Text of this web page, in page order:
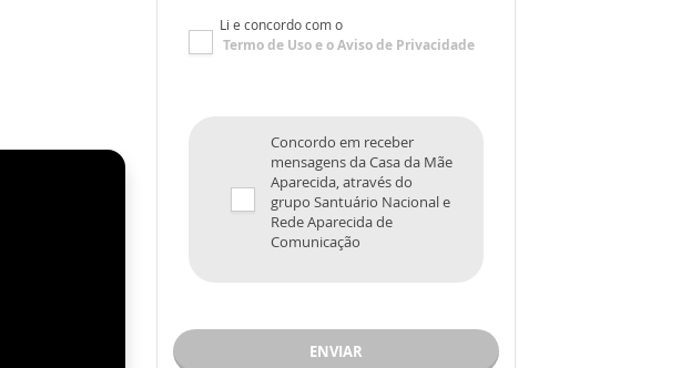
Li e concordo com o
Termo de Usoe oAviso de Privacidade
Concordo em receber
mensagens da Casa da Mãe
Aparecida, através do
grupo Santuário Nacional e
Rede Aparecida de
Comunicação
ENVIAR